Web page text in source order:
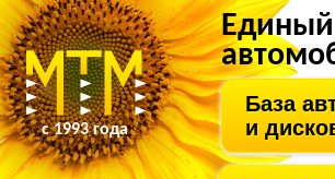
с 1993 года
Единый
База
и